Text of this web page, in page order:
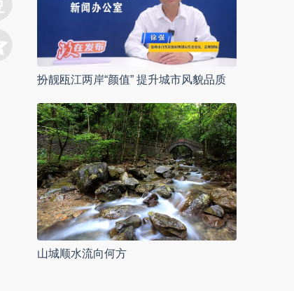
扮靓瓯江两岸“颜值” 提升城市风貌品质
山城顺水流向何方